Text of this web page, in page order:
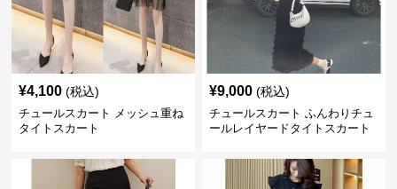
¥4,100 (税込)
チュールスカート メッシュ重ね
タイトスカート
¥9,000 (税込)
チュールスカート ふんわりチュ
ールレイヤードタイトスカート